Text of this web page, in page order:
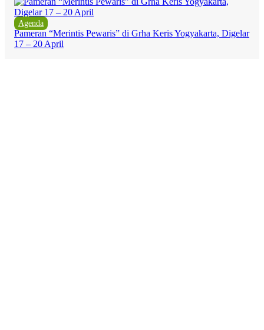
Agenda
Pameran “Merintis Pewaris” di Grha Keris Yogyakarta, Digelar
17 – 20 April